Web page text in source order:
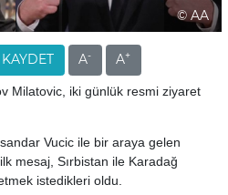
© AA
KAYDET A- A+
Milatovic, iki günlük resmi ziyaret
Vucic ile bir araya gelen
mesaj, Sırbistan ile Karadağ
istedikleri oldu.